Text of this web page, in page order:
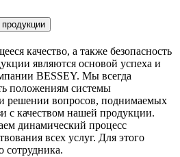
качество, а также безопасность
являются основой успеха и
BESSEY. Мы всегда
положениям системы
решении вопросов, поднимаемых
с качеством нашей продукции.
динамический процесс
всех услуг. Для этого
сотрудника.